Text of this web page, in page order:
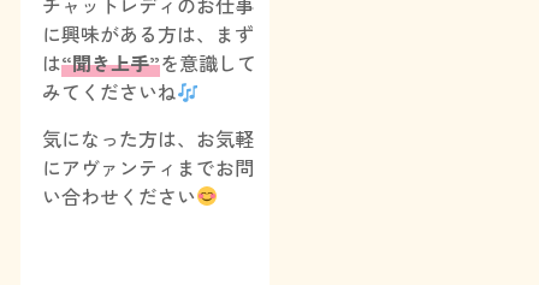
に興味がある方は、まず
は“聞き上手”を意識して
みてくださいね
気になった方は、お気軽
にアヴァンティまでお問
い合わせください